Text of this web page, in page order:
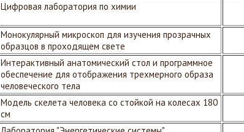
Цифровая лаборатория по химии
Монокулярный микроскоп для изучения прозрачных
образцов в проходящем свете
Интерактивный анатомический стол и программное
обеспечение для отображения трехмерного образа
человеческого тела
Модель скелета человека со стойкой на колесах 180
см